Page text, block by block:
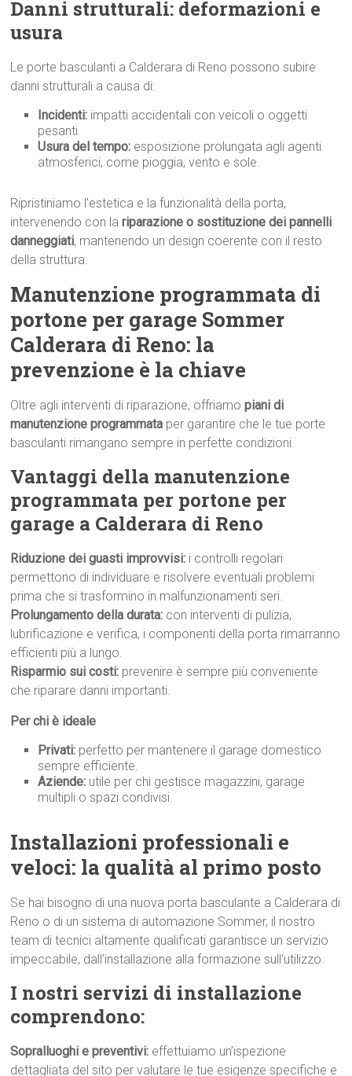
Danni strutturali: deformazioni e
usura
Le porte basculanti a Calderara di Reno possono subire
danni strutturali a causa di:
Incidenti: impatti accidentali con veicoli o oggetti
pesanti.
Usura del tempo: esposizione prolungata agli agenti
atmosferici, come pioggia, vento e sole.
Ripristiniamo l’estetica e la funzionalità della porta,
intervenendo con lariparazione o sostituzione dei pannelli
danneggiati, mantenendo un design coerente con il resto
della struttura.
Manutenzione programmata di
portone per garage Sommer
Calderara di Reno: la
prevenzione è la chiave
Oltre agli interventi di riparazione, offriamopiani di
manutenzione programmata per garantire che le tue porte
basculanti rimangano sempre in perfette condizioni.
Vantaggi della manutenzione
programmata per portone per
garage a Calderara di Reno
Riduzione dei guasti improvvisi: i controlli regolari
permettono di individuare e risolvere eventuali problemi
prima che si trasformino in malfunzionamenti seri.
Prolungamento della durata: con interventi di pulizia,
lubrificazione e verifica, i componenti della porta rimarranno
efficienti più a lungo.
Risparmio sui costi: prevenire è sempre più conveniente
che riparare danni importanti.
Per chi è ideale
Privati: perfetto per mantenere il garage domestico
sempre efficiente.
Aziende: utile per chi gestisce magazzini, garage
multipli o spazi condivisi.
Installazioni professionali e
veloci: la qualità al primo posto
Se hai bisogno di una nuova porta basculante a Calderara di
Reno o di un sistema di automazione Sommer, il nostro
team di tecnici altamente qualificati garantisce un servizio
impeccabile, dall’installazione alla formazione sull’utilizzo.
I nostri servizi di installazione
comprendono:
Sopralluoghi e preventivi: effettuiamo un’ispezione
dettagliata del sito per valutare le tue esigenze specifiche e